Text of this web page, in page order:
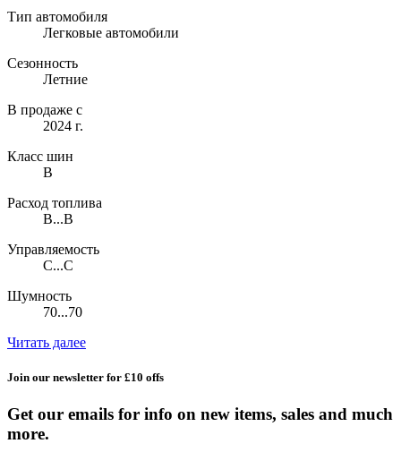
Тип автомобиля
Легковые автомобили
Сезонность
Летние
В продаже с
2024 г.
Класс шин
B
Расход топлива
B...B
Управляемость
C...C
Шумность
70...70
Читать далее
Join our newsletter for £10 offs
Get our emails for info on new items, sales and much
more.